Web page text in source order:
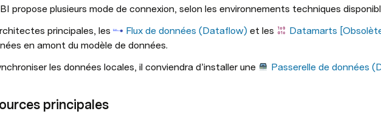
propose plusieurs mode de connexion, selon les environnements techniques
principales, les
Flux de données (Dataflow) et les Datamarts
en amont du modèle de données.
les données locales, il conviendra d’installer une
Passerelle de données
principales